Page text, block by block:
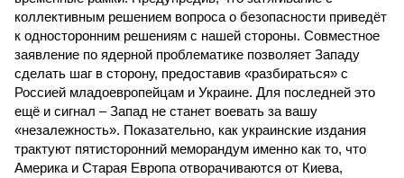
коллективным решением вопроса о безопасности приведёт
к односторонним решениям с нашей стороны. Совместное
заявление по ядерной проблематике позволяет Западу
сделать шаг в сторону, предоставив «разбираться» с
Россией младоевропейцам и Украине. Для последней это
ещё и сигнал – Запад не станет воевать за вашу
«незалежность». Показательно, как украинские издания
трактуют пятисторонний меморандум именно как то, что
Америка и Старая Европа отворачиваются от Киева,